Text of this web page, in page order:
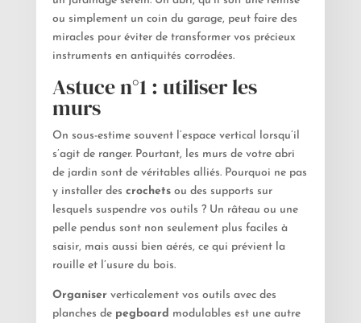
ou simplement un coin du garage, peut faire des
miracles pour éviter de transformer vos précieux
instruments en antiquités corrodées.
Astuce n°1 : utiliser les
murs
On sous-estime souvent l’espace vertical lorsqu’il
s’agit de ranger. Pourtant, les murs de votre abri
de jardin sont de véritables alliés. Pourquoi ne pas
y installer des crochetsou des supports sur
lesquels suspendre vos outils ? Un râteau ou une
pelle pendus sont non seulement plus faciles à
saisir, mais aussi bien aérés, ce qui prévient la
rouille et l’usure du bois.
Organiserverticalement vos outils avec des
planches de pegboard modulables est une autre